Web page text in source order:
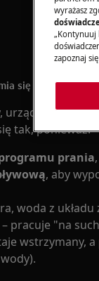
się po
urządzenie może
tak, ponieważ:
prania
, aby
woda z
– pracuje "na
wstrzymany,
wyrażasz
„Kontynuuj
zapoznaj